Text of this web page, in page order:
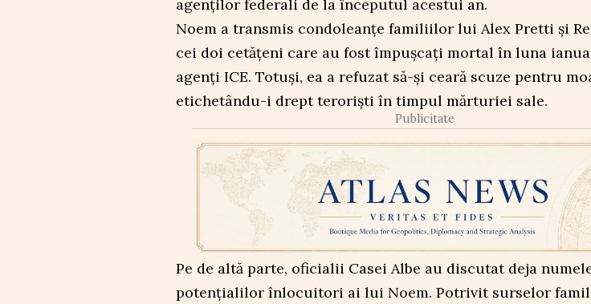
agenților federali de la începutul acestui an.
Noem a transmis condoleanțe familiilor lui Alex Pretti și
cei doi cetățeni care au fost împușcați mortal în luna
agenți ICE. Totuși, ea a refuzat să-și ceară scuze pentru
etichetându-i drept teroriști în timpul mărturiei sale.
Publicitate
Pe de altă parte, oficialii Casei Albe au discutat deja
potențialilor înlocuitori ai lui Noem. Potrivit surselor